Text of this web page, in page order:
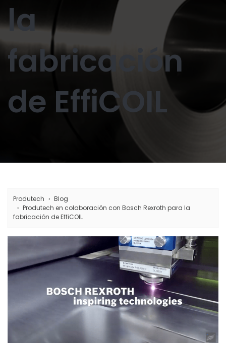
la
fabricación
de EffiCOIL
Produtech
Blog
Produtech en colaboración con Bosch Rexroth para la
fabricación de EffiCOIL